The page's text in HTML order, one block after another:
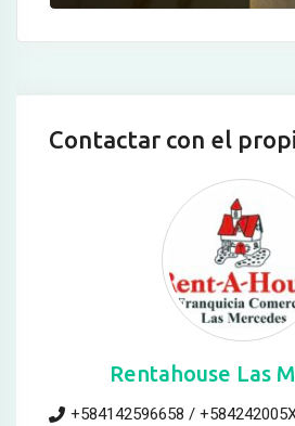
Contactar con el
Rentahouse Las
+584142596658 /